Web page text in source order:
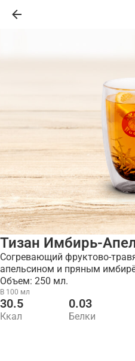
Тизан Имбирь-
Согревающий фруктово-
апельсином и пряным
Объем: 250 мл.
В 100 мл
30.5
Ккал
0.03
Белки